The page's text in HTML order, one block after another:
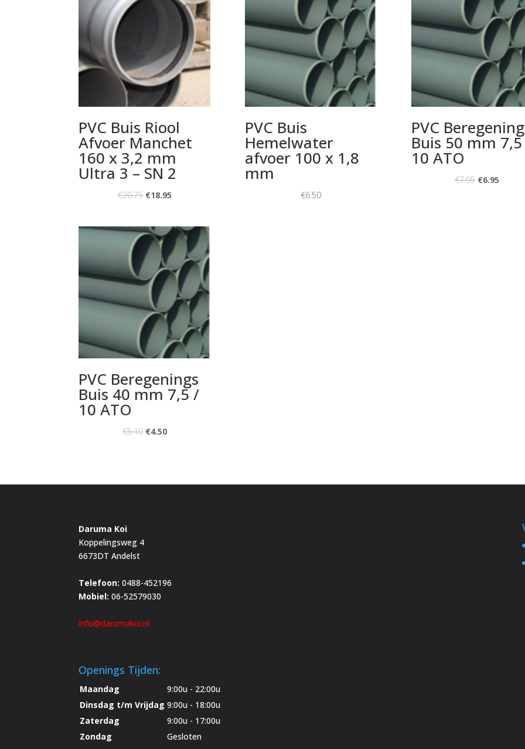
PVC Buis Riool
Afvoer Manchet
160 x 3,2 mm
Ultra 3 – SN 2
€20.75 €18.95
PVC Buis
Hemelwater
afvoer 100 x 1,8
mm
€6.50
PVC
Buis 50 mm
10 ATO
€7.95 €6.95
PVC Beregenings
Buis 40 mm 7,5 /
10 ATO
€5.10 €4.50
Daruma Koi
Koppelingsweg 4
6673DT Andelst
Telefoon: 0488-452196
Mobiel: 06-52579030
info@darumakoi.nl
Openings Tijden:
Maandag
9:00u - 22:00u
Dinsdag t/m Vrijdag 9:00u - 18:00u
Zaterdag
9:00u - 17:00u
Zondag
Gesloten